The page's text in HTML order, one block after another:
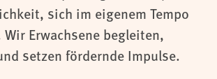
sich im eigenem Tempo
Erwachsene begleiten,
setzen fördernde Impulse.